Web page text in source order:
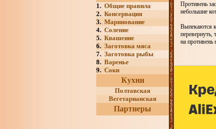
1. Общие правила
2. Консервация
3. Маринование
4. Соление
5. Квашение
6. Заготовка мяса
7. Заготовка рыбы
8. Варенье
9. Соки
Кухни
Полтавская
Вегетарианская
Партнеры
Противень
небольшие
Выпекаются
перевернуть,
на противень